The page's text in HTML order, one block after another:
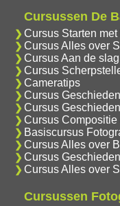
Cursussen De
Cursus Starten
Cursus Alles over
Cursus Aan de
Cursus
Cameratips
Cursus
Cursus
Cursus Compositie
Basiscursus
Cursus Alles over
Cursus
Cursus Alles over
Cursussen